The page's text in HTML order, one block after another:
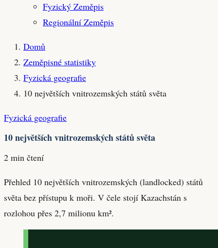
Fyzický Zeměpis
Regionální Zeměpis
Domů
Zeměpisné statistiky
Fyzická geografie
10 největších vnitrozemských států světa
Fyzická geografie
10 největších vnitrozemských států světa
2 min čtení
Přehled 10 největších vnitrozemských (landlocked) států
světa bez přístupu k moři. V čele stojí Kazachstán s
rozlohou přes 2,7 milionu km².